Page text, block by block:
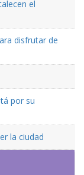
el
disfrutar de
por su
la ciudad